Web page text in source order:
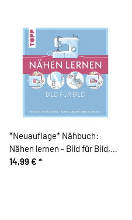
*Neuauflage* Nähbuch:
Nähen lernen - Bild für Bild,
TOPP
14,99 € *